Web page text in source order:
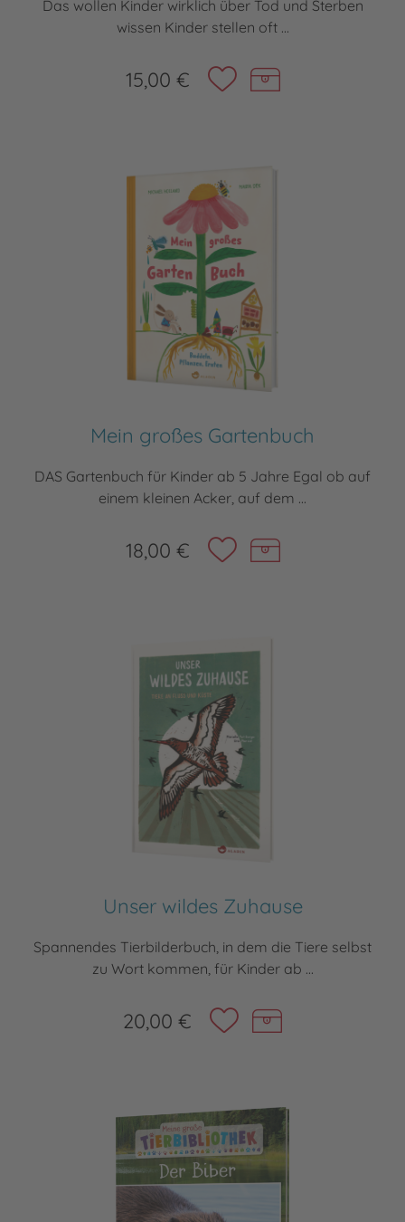
Das wollen Kinder wirklich über Tod und Sterben
wissen Kinder stellen oft ...
15,00 €
Mein großes Gartenbuch
DAS Gartenbuch für Kinder ab 5 Jahre Egal ob auf
einem kleinen Acker, auf dem ...
18,00 €
Unser wildes Zuhause
Spannendes Tierbilderbuch, in dem die Tiere selbst
zu Wort kommen, für Kinder ab ...
20,00 €